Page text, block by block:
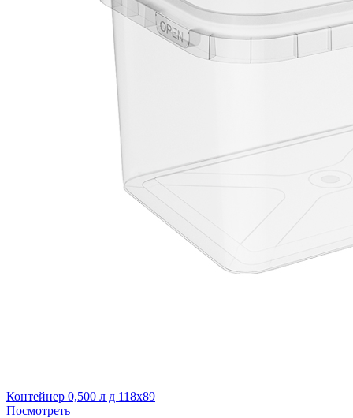
Контейнер 0,500 л д 118х89
Посмотреть